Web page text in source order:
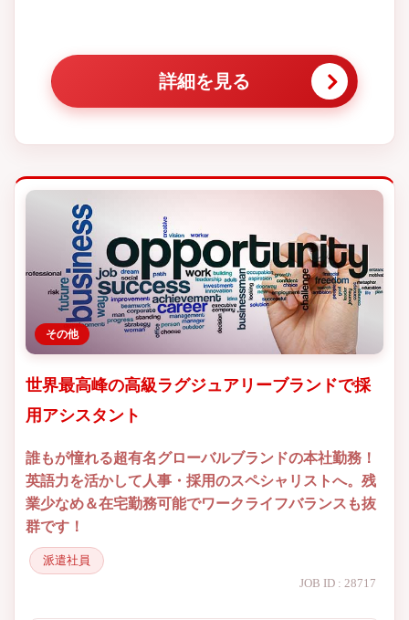
詳細を見る
その他
世界最高峰の高級ラグジュアリーブランドで採
用アシスタント
誰もが憧れる超有名グローバルブランドの本社勤務！
英語力を活かして人事・採用のスペシャリストへ。残
業少なめ＆在宅勤務可能でワークライフバランスも抜
群です！
派遣社員
JOB ID : 28717